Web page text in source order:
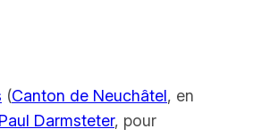
(Canton de Neuchâtel, en
Darmsteter, pour